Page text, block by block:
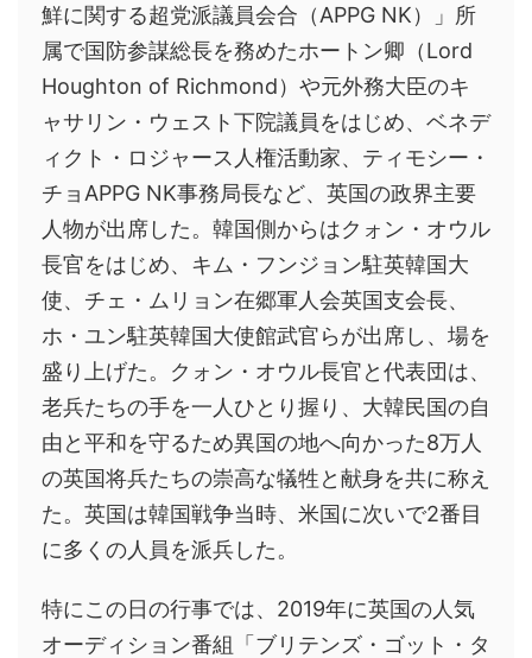
鮮に関する超党派議員会合（APPG NK）」所
属で国防参謀総長を務めたホートン卿（Lord
Houghton of Richmond）や元外務大臣のキ
ャサリン・ウェスト下院議員をはじめ、ベネデ
ィクト・ロジャース人権活動家、ティモシー・
チョAPPG NK事務局長など、英国の政界主要
人物が出席した。韓国側からはクォン・オウル
長官をはじめ、キム・フンジョン駐英韓国大
使、チェ・ムリョン在郷軍人会英国支会長、
ホ・ユン駐英韓国大使館武官らが出席し、場を
盛り上げた。クォン・オウル長官と代表団は、
老兵たちの手を一人ひとり握り、大韓民国の自
由と平和を守るため異国の地へ向かった8万人
の英国将兵たちの崇高な犠牲と献身を共に称え
た。英国は韓国戦争当時、米国に次いで2番目
に多くの人員を派兵した。
特にこの日の行事では、2019年に英国の人気
オーディション番組「ブリテンズ・ゴット・タ